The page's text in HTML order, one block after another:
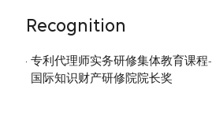
Recognition
专利代理师实务研修集体教育课程-
国际知识财产研修院院长奖